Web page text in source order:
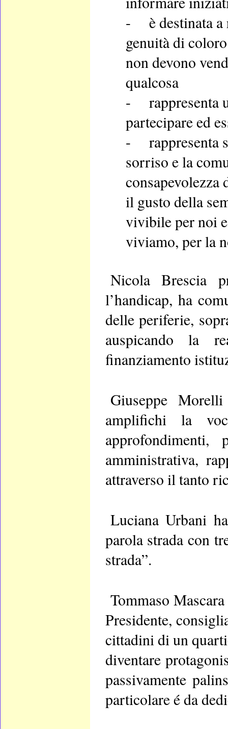
-
è destinata
genuità di
non devono
qualcosa
-
rappresenta
partecipare ed
-
rappresenta
sorriso e la
consapevolezza
il gusto della
vivibile per noi
viviamo, per la
Nicola Brescia
l’handicap, ha
delle periferie,
auspicando la
finanziamento
Giuseppe
amplifichi la
amministrativa,
attraverso il tanto
Luciana Urbani
parola strada con
strada”.
Tommaso
Presidente,
cittadini di un
diventare
passivamente
particolare é da